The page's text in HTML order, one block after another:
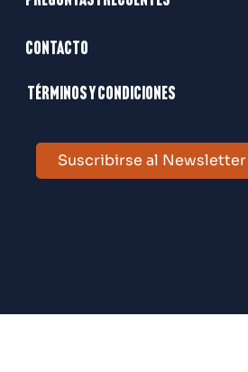
Contacto
Términos y condiciones
Suscribirse al Newsletter